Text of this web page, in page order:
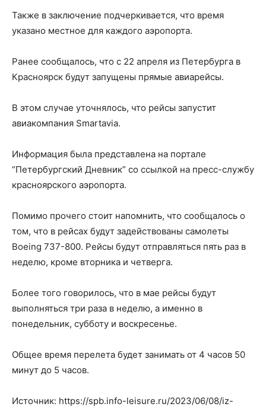
Также в заключение подчеркивается, что время
указано местное для каждого аэропорта.
Ранее сообщалось, что с 22 апреля из Петербурга в
Красноярск будут запущены прямые авиарейсы.
В этом случае уточнялось, что рейсы запустит
авиакомпания Smartavia.
Информация была представлена на портале
“Петербургский Дневник” со ссылкой на пресс-службу
красноярского аэропорта.
Помимо прочего стоит напомнить, что сообщалось о
том, что в рейсах будут задействованы самолеты
Boeing 737-800. Рейсы будут отправляться пять раз в
неделю, кроме вторника и четверга.
Более того говорилось, что в мае рейсы будут
выполняться три раза в неделю, а именно в
понедельник, субботу и воскресенье.
Общее время перелета будет занимать от 4 часов 50
минут до 5 часов.
Источник: https://spb.info-leisure.ru/2023/06/08/iz-